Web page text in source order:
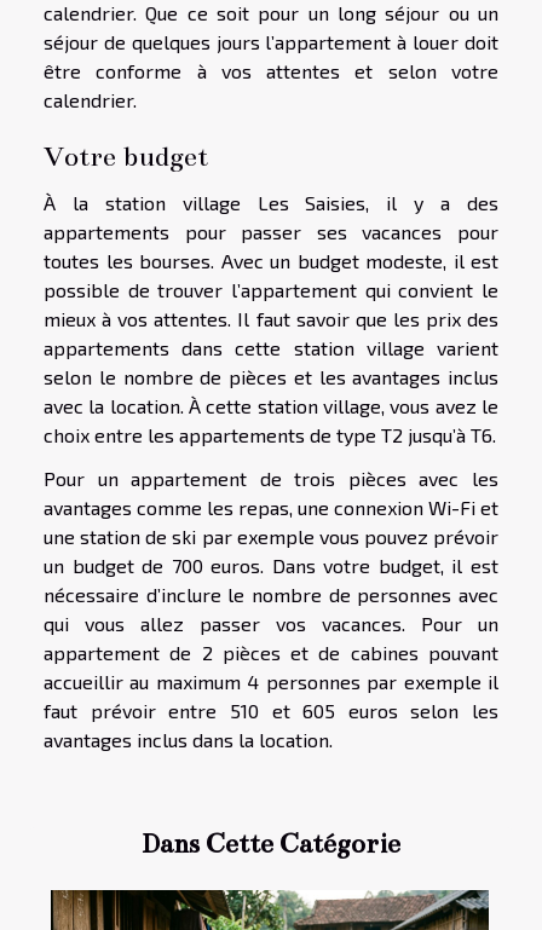
calendrier. Que ce soit pour un long séjour ou un
séjour de quelques jours l’appartement à louer doit
être conforme à vos attentes et selon votre
calendrier.
Votre budget
À la station village Les Saisies, il y a des
appartements pour passer ses vacances pour
toutes les bourses. Avec un budget modeste, il est
possible de trouver l’appartement qui convient le
mieux à vos attentes. Il faut savoir que les prix des
appartements dans cette station village varient
selon le nombre de pièces et les avantages inclus
avec la location. À cette station village, vous avez le
choix entre les appartements de type T2 jusqu’à T6.
Pour un appartement de trois pièces avec les
avantages comme les repas, une connexion Wi-Fi et
une station de ski par exemple vous pouvez prévoir
un budget de 700 euros. Dans votre budget, il est
nécessaire d’inclure le nombre de personnes avec
qui vous allez passer vos vacances. Pour un
appartement de 2 pièces et de cabines pouvant
accueillir au maximum 4 personnes par exemple il
faut prévoir entre 510 et 605 euros selon les
avantages inclus dans la location.
Dans Cette Catégorie